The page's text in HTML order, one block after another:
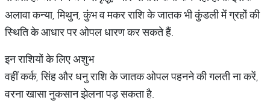
अलावा कन्या, मिथुन, कुंभ व मकर राशि के जातक भी कुंडली में ग्रहों की
स्थिति के आधार पर ओपल धारण कर सकते हैं.
इन राशियों के लिए अशुभ
वहीं कर्क, सिंह और धनु राशि के जातक ओपल पहनने की गलती ना करें,
वरना खासा नुकसान झेलना पड़ सकता है.